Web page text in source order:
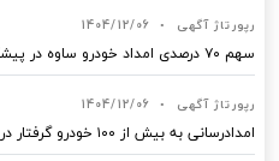
رپورتاژ آگهی •
1404/12/06
سهم ۷۰ درصدی امداد خودرو ساوه در پیشگیری از حوادث جاده‌ای
رپورتاژ آگهی •
1404/12/06
امدادرسانی به بیش از ۱۰۰ خودرو گرفتار در یک هفته اخیر در اهواز